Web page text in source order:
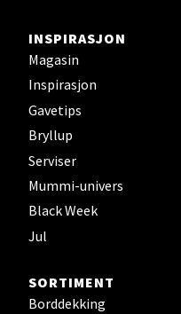
INSPIRASJON
Magasin
Inspirasjon
Gavetips
Bryllup
Serviser
Mummi-univers
Black Week
Jul
SORTIMENT
Borddekking
Sortland -
Strangata 26, 8400
0 i butikk
Steinkjer -